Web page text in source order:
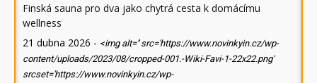
Finská sauna pro dva jako chytrá cesta k domácímu
wellness
21 dubna 2026 - <img alt='' src='https://www.novinkyin.cz/wp-
content/uploads/2023/08/cropped-001.-Wiki-Favi-1-22x22.png'
srcset='https://www.novinkyin.cz/wp-